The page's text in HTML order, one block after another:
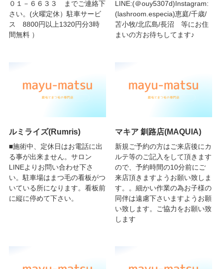
０１－６６３３ までご連絡下
さい。(火曜定休）駐車サービ
ス 8800円以上1320円分3時
間無料 ）
LINE:(＠ouy5307d)Instagram:
(lashroom.especia)恵庭/千歳/
苫小牧/北広島/長沼 等にお住
まいの方お待ちしてます♪
ルミライズ(Rumris)
■施術中、定休日はお電話に出
る事が出来ません。サロン
LINEよりお問い合わせ下さ
い。駐車場はまつ毛の看板がつ
いている所になります。看板前
に縦に停めて下さい。
マキア 釧路店(MAQUIA)
新規ご予約の方はご来店後にカ
ルテ等のご記入をして頂きます
ので、予約時間の10分前にご
来店頂きますようお願い致しま
す。。細かい作業の為お子様の
同伴は遠慮下さいますようお願
い致します。ご協力をお願い致
します